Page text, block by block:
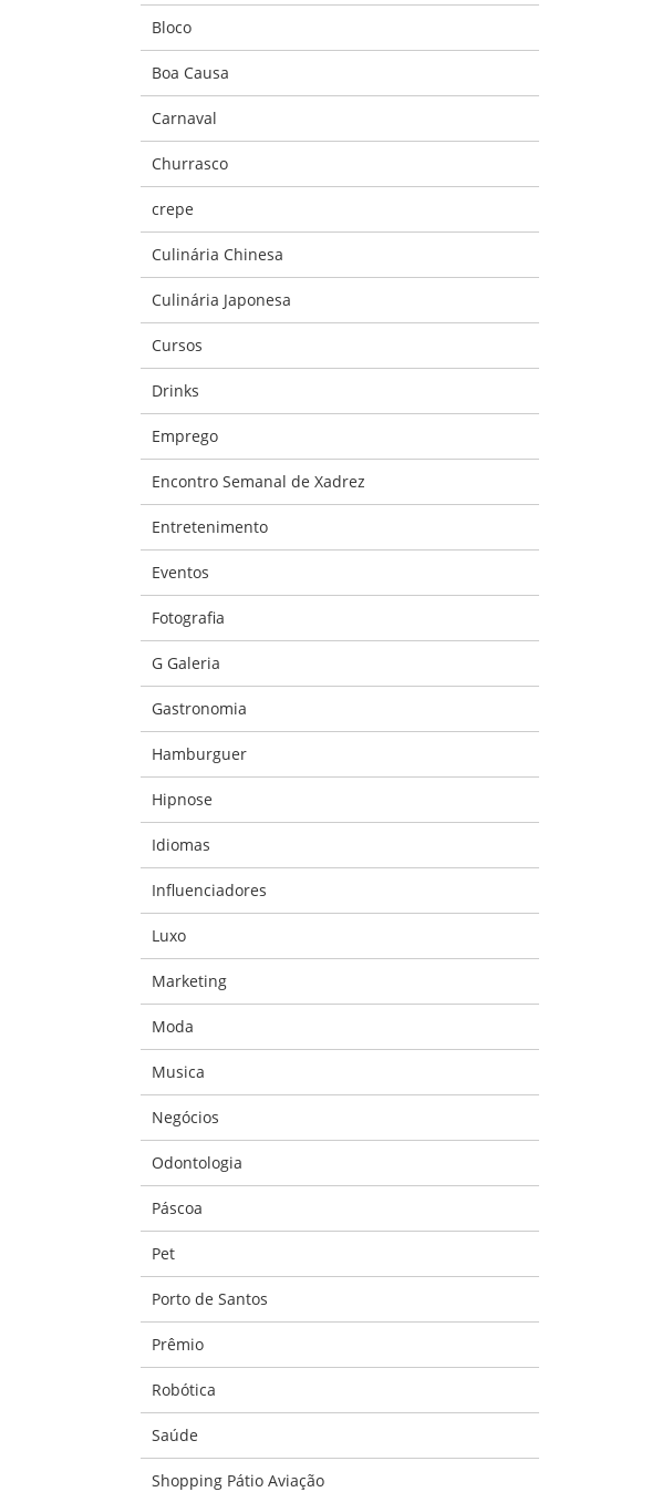
Bloco
Boa Causa
Carnaval
Churrasco
crepe
Culinária Chinesa
Culinária Japonesa
Cursos
Drinks
Emprego
Encontro Semanal de Xadrez
Entretenimento
Eventos
Fotografia
G Galeria
Gastronomia
Hamburguer
Hipnose
Idiomas
Influenciadores
Luxo
Marketing
Moda
Musica
Negócios
Odontologia
Páscoa
Pet
Porto de Santos
Prêmio
Robótica
Saúde
Shopping Pátio Aviação